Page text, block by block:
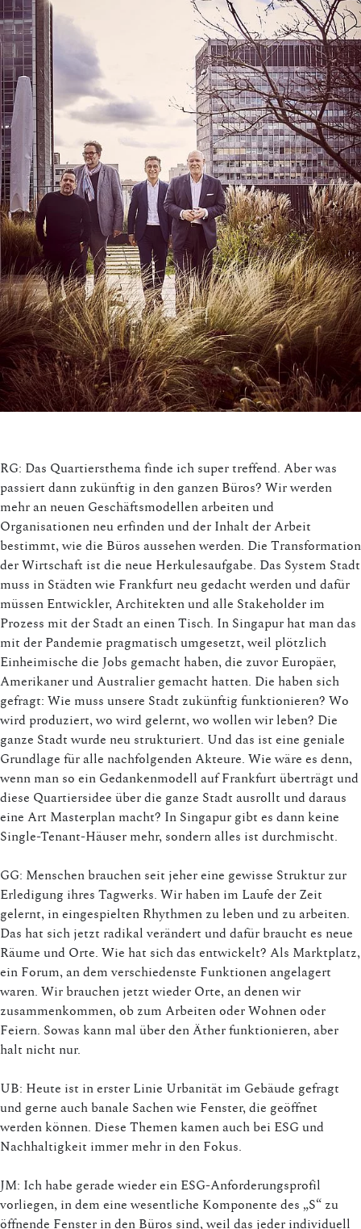
RG: Das Quartiersthema finde ich super treffend. Aber was
passiert dann zukünftig in den ganzen Büros? Wir werden
mehr an neuen Geschäftsmodellen arbeiten und
Organisationen neu erfinden und der Inhalt der Arbeit
bestimmt, wie die Büros aussehen werden. Die Transformation
der Wirtschaft ist die neue Herkulesaufgabe. Das System Stadt
muss in Städten wie Frankfurt neu gedacht werden und dafür
müssen Entwickler, Architekten und alle Stakeholder im
Prozess mit der Stadt an einen Tisch. In Singapur hat man das
mit der Pandemie pragmatisch umgesetzt, weil plötzlich
Einheimische die Jobs gemacht haben, die zuvor Europäer,
Amerikaner und Australier gemacht hatten. Die haben sich
gefragt: Wie muss unsere Stadt zukünftig funktionieren? Wo
wird produziert, wo wird gelernt, wo wollen wir leben? Die
ganze Stadt wurde neu strukturiert. Und das ist eine geniale
Grundlage für alle nachfolgenden Akteure. Wie wäre es denn,
wenn man so ein Gedankenmodell auf Frankfurt überträgt und
diese Quartiersidee über die ganze Stadt ausrollt und daraus
eine Art Masterplan macht? In Singapur gibt es dann keine
Single-Tenant-Häuser mehr, sondern alles ist durchmischt.
GG: Menschen brauchen seit jeher eine gewisse Struktur zur
Erledigung ihres Tagwerks. Wir haben im Laufe der Zeit
gelernt, in eingespielten Rhythmen zu leben und zu arbeiten.
Das hat sich jetzt radikal verändert und dafür braucht es neue
Räume und Orte. Wie hat sich das entwickelt? Als Marktplatz,
ein Forum, an dem verschiedenste Funktionen angelagert
waren. Wir brauchen jetzt wieder Orte, an denen wir
zusammenkommen, ob zum Arbeiten oder Wohnen oder
Feiern. Sowas kann mal über den Äther funktionieren, aber
halt nicht nur.
UB: Heute ist in erster Linie Urbanität im Gebäude gefragt
und gerne auch banale Sachen wie Fenster, die geöffnet
werden können. Diese Themen kamen auch bei ESG und
Nachhaltigkeit immer mehr in den Fokus.
JM: Ich habe gerade wieder ein ESG-Anforderungsprofil
vorliegen, in dem eine wesentliche Komponente des „S“ zu
öffnende Fenster in den Büros sind, weil das jeder individuell